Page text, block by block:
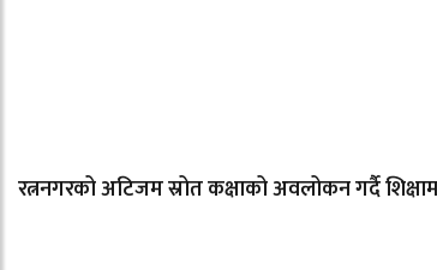
रत्ननगरको अटिजम स्रोत कक्षाको अवलोकन गर्दै